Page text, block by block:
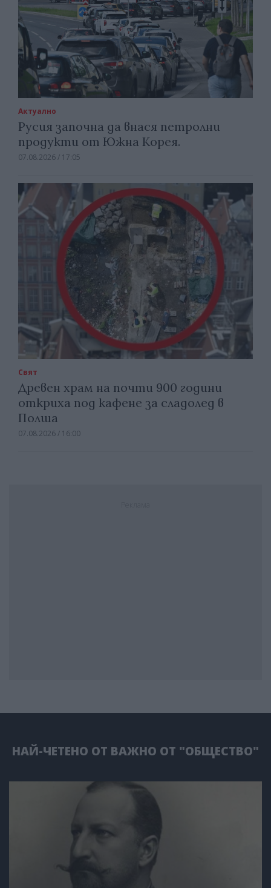
Актуално
Русия започна да внася петролни
продукти от Южна Корея.
07.08.2026 / 17:05
Свят
Древен храм на почти 900 години
откриха под кафене за сладолед в
Полша
07.08.2026 / 16:00
НАЙ-ЧЕТЕНО ОТ ВАЖНО ОТ "ОБЩЕСТВО"